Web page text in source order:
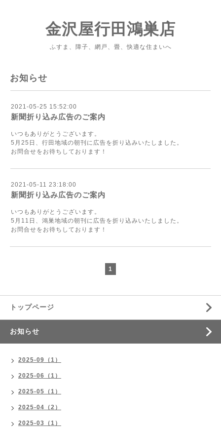
金沢屋行田鴻巣店
ふすま、障子、網戸、畳、快適な住まいへ
お知らせ
2021-05-25 15:52:00
新聞折り込み広告のご案内
いつもありがとうございます。
5月25日、行田地域の朝刊に広告を折り込みいたしました。
お問合せをお待ちしております！
2021-05-11 23:18:00
新聞折り込み広告のご案内
いつもありがとうございます。
5月11日、鴻巣地域の朝刊に広告を折り込みいたしました。
お問合せをお待ちしております！
1
トップページ
お知らせ
2025-09（1）
2025-06（1）
2025-05（1）
2025-04（2）
2025-03（1）